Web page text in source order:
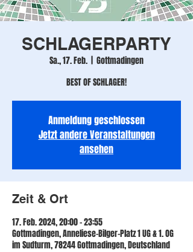
SCHLAGERPARTY
Sa., 17. Feb.
Gottmadingen
BEST OF SCHLAGER!
Anmeldung geschlossen
Jetzt andere Veranstaltungen
ansehen
Zeit & Ort
17. Feb. 2024, 20:00 – 23:55
Gottmadingen, Anneliese-Bilger-Platz 1 UG & 1. OG
im Sudturm, 78244 Gottmadingen, Deutschland